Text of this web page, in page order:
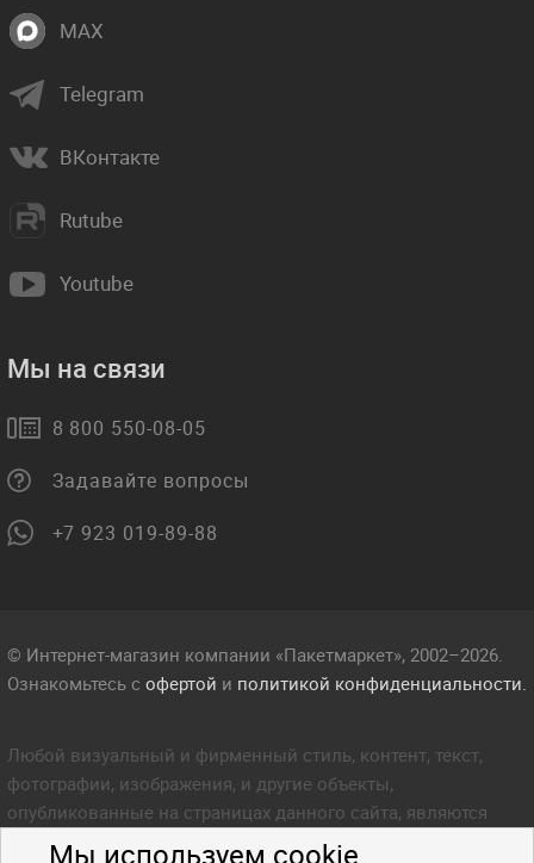
Мы используем cookie
MAX
Telegram
ВКонтакте
Rutube
Youtube
Мы на связи
8 800 550-08-05
Задавайте вопросы
+7 923 019-89-88
© Интернет-магазин компании «Пакетмаркет», 2002–2026.
Ознакомьтесь с офертой и политикой конфиденциальности.
Любой визуальный и фирменный стиль, контент, текст,
фотографии, изображения, и другие объекты,
опубликованные на страницах данного сайта, являются
объектом прав интеллектуальной собственности компании